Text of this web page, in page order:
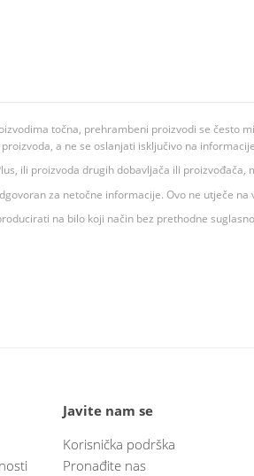
točna, prehrambeni proizvodi se
a ne se oslanjati isključivo na
ili proizvoda drugih dobavljača ili
za netočne informacije. Ovo ne utječe na
na bilo koji način bez prethodne
Javite nam se
Korisnička podrška
Pronađite nas